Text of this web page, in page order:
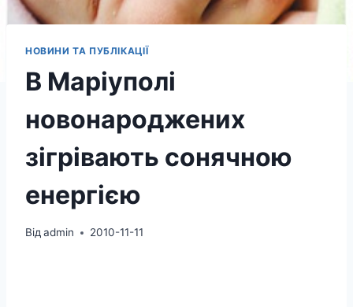
НОВИНИ ТА ПУБЛІКАЦІЇ
В Маріуполі
новонароджених
зігрівають сонячною
енергією
Від admin 2010-11-11